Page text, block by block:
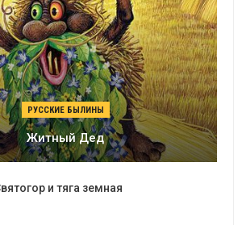
РУССКИЕ БЫЛИНЫ
Житный Дед
и тяга земная